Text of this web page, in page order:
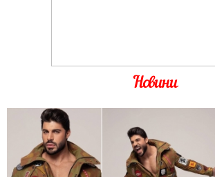
Новини